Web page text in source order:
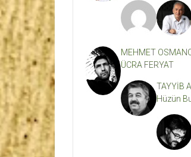
MEHMET
ÜCRA FERYAT
TAYYİB
Hüzün